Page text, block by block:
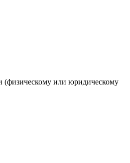
(физическому или юридическому